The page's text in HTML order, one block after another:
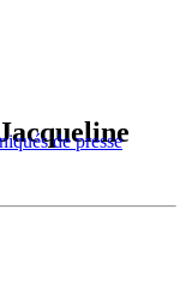
de presse